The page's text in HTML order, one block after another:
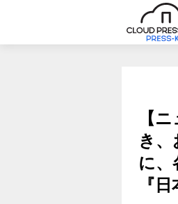
【
き
に、
『